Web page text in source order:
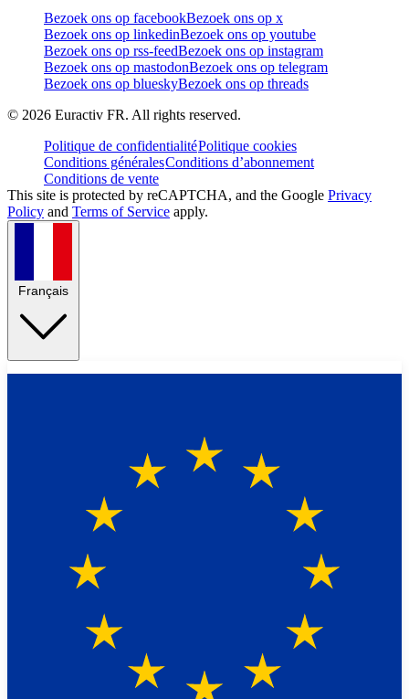
Bezoek ons op facebookBezoek ons op x
Bezoek ons op linkedinBezoek ons op youtube
Bezoek ons op rss-feedBezoek ons op instagram
Bezoek ons op mastodonBezoek ons op telegram
Bezoek ons op blueskyBezoek ons op threads
© 2026 Euractiv FR. All rights reserved.
Politique de confidentialitéPolitique cookies
Conditions généralesConditions d’abonnement
Conditions de vente
This site is protected by reCAPTCHA, and the Google Privacy
Policy and Terms of Service apply.
Français